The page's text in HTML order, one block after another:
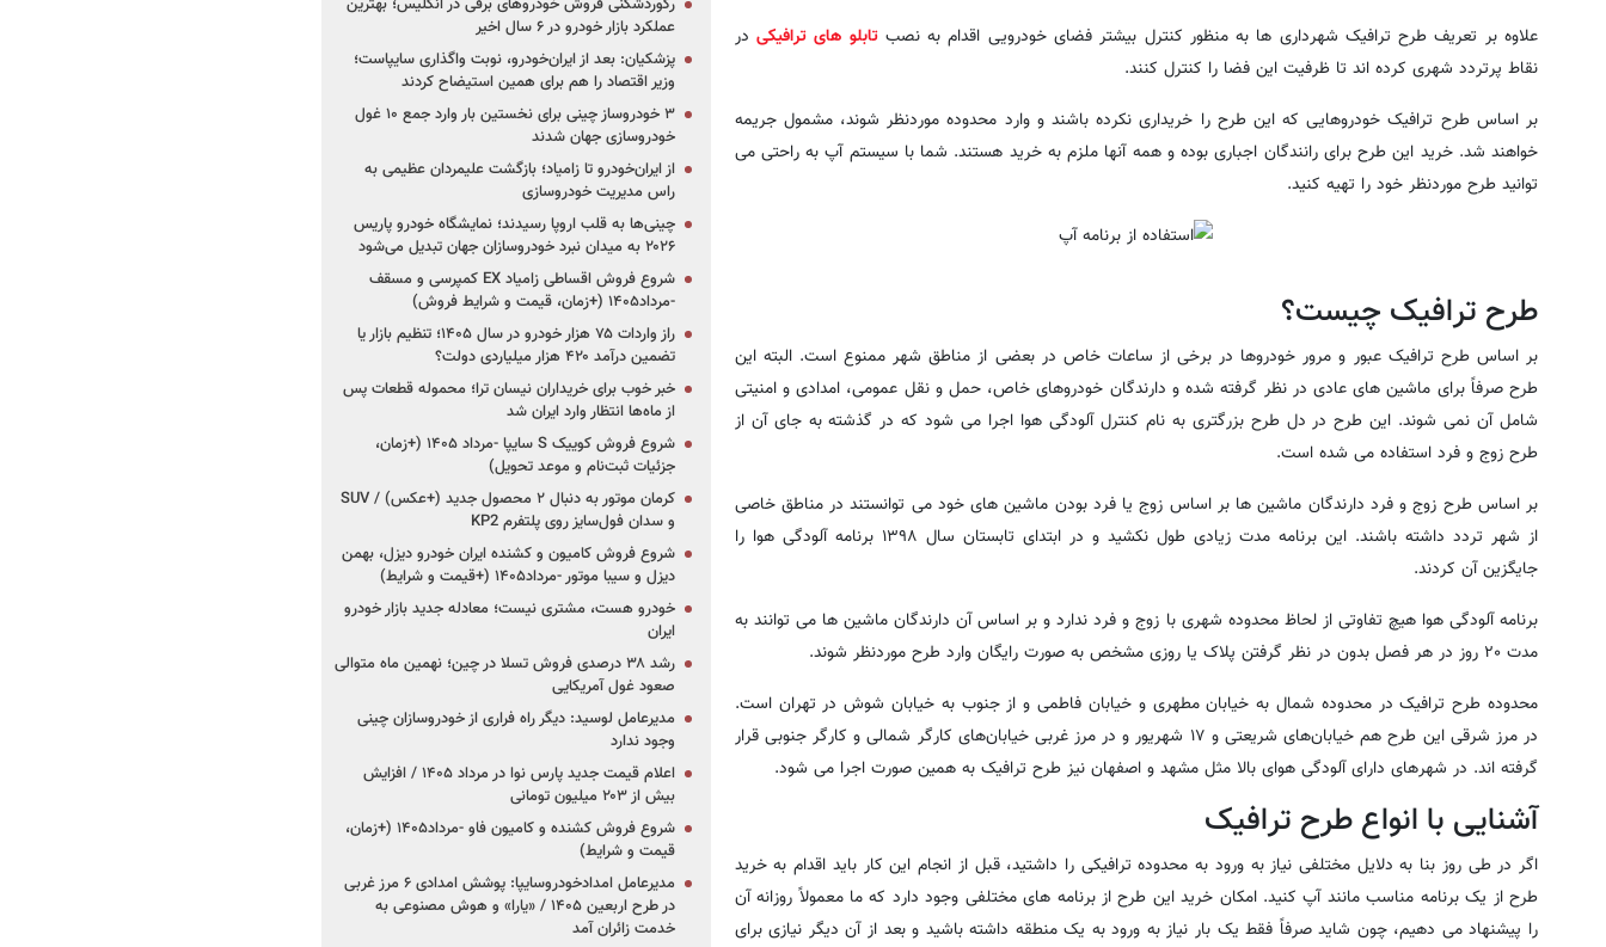
علاوه بر تعریف طرح ترافیک شهرداری ها به منظور کنترل بیشتر فضای خودرویی اقدام به نصبتابلو های ترافیکیدر
نقاط پرتردد شهری کرده اند تا ظرفیت این فضا را کنترل کنند.
بر اساس طرح ترافیک خودروهایی که این طرح را خریداری نکرده باشند و وارد محدوده موردنظر شوند، مشمول جریمه
خواهند شد. خرید این طرح برای رانندگان اجباری بوده و همه آنها ملزم به خرید هستند. شما با سیستم آپ به راحتی می
توانید طرح موردنظر خود را تهیه کنید.
طرح ترافیک چیست؟
بر اساس طرح ترافیک عبور و مرور خودروها در برخی از ساعات خاص در بعضی از مناطق شهر ممنوع است. البته این
طرح صرفاً برای ماشین های عادی در نظر گرفته شده و دارندگان خودروهای خاص، حمل و نقل عمومی، امدادی و امنیتی
شامل آن نمی شوند. این طرح در دل طرح بزرگتری به نام کنترل آلودگی هوا اجرا می شود که در گذشته به جای آن از
طرح زوج و فرد استفاده می شده است.
بر اساس طرح زوج و فرد دارندگان ماشین ها بر اساس زوج یا فرد بودن ماشین های خود می توانستند در مناطق خاصی
از شهر تردد داشته باشند. این برنامه مدت زیادی طول نکشید و در ابتدای تابستان سال ۱۳۹۸ برنامه آلودگی هوا را
جایگزین آن کردند.
برنامه آلودگی هوا هیچ تفاوتی از لحاظ محدوده شهری با زوج و فرد ندارد و بر اساس آن دارندگان ماشین ها می توانند به
مدت ۲۰ روز در هر فصل بدون در نظر گرفتن پلاک یا روزی مشخص به صورت رایگان وارد طرح موردنظر شوند.
محدوده طرح ترافیک در محدوده شمال به خیابان مطهری و خیابان فاطمی و از جنوب به خیابان شوش در تهران است.
در مرز شرقی این طرح هم خیابان‌های شریعتی و ۱۷ شهریور و در مرز غربی خیابان‌های کارگر شمالی و کارگر جنوبی قرار
گرفته اند. در شهرهای دارای آلودگی هوای بالا مثل مشهد و اصفهان نیز طرح ترافیک به همین صورت اجرا می شود.
آشنایی با انواع طرح ترافیک
اگر در طی روز بنا به دلایل مختلفی نیاز به ورود به محدوده ترافیکی را داشتید، قبل از انجام این کار باید اقدام به خرید
طرح از یک برنامه مناسب مانند آپ کنید. امکان خرید این طرح از برنامه های مختلفی وجود دارد که ما معمولاً روزانه آن
را پیشنهاد می دهیم، چون شاید صرفاً فقط یک بار نیاز به ورود به یک منطقه داشته باشید و بعد از آن دیگر نیازی برای
رکوردشکنی فروش خودروهای برقی در انگلیس؛ بهترین
عملکرد بازار خودرو در ۶ سال اخیر
پزشکیان: بعد از ایران‌خودرو، نوبت واگذاری سایپاست؛
وزیر اقتصاد را هم برای همین استیضاح کردند
۳ خودروساز چینی برای نخستین بار وارد جمع ۱۰ غول
خودروسازی جهان شدند
از ایران‌خودرو تا زامیاد؛ بازگشت علیمردان عظیمی به
راس مدیریت خودروسازی
چینی‌ها به قلب اروپا رسیدند؛ نمایشگاه خودرو پاریس
۲۰۲۶ به میدان نبرد خودروسازان جهان تبدیل می‌شود
شروع فروش اقساطی زامیاد EX کمپرسی و مسقف
-مرداد۱۴۰۵ (+زمان، قیمت و شرایط فروش)
راز واردات ۷۵ هزار خودرو در سال ۱۴۰۵؛ تنظیم بازار یا
تضمین درآمد ۴۲۰ هزار میلیاردی دولت؟
خبر خوب برای خریداران نیسان ترا؛ محموله قطعات پس
از ماه‌ها انتظار وارد ایران شد
شروع فروش کوییک S سایپا -مرداد ۱۴۰۵ (+زمان،
جزئیات ثبت‌نام و موعد تحویل)
کرمان موتور به دنبال ۲ محصول جدید (+عکس) / SUV
و سدان فول‌سایز روی پلتفرم KP2
شروع فروش کامیون و کشنده ایران خودرو دیزل، بهمن
دیزل و سیبا موتور -مرداد۱۴۰۵ (+قیمت و شرایط)
خودرو هست، مشتری نیست؛ معادله جدید بازار خودرو
ایران
رشد ۳۸ درصدی فروش تسلا در چین؛ نهمین ماه متوالی
صعود غول آمریکایی
مدیرعامل لوسید: دیگر راه فراری از خودروسازان چینی
وجود ندارد
اعلام قیمت جدید پارس نوا در مرداد ۱۴۰۵ / افزایش
بیش از ۲۰۳ میلیون تومانی
شروع فروش کشنده و کامیون فاو -مرداد۱۴۰۵ (+زمان،
قیمت و شرایط)
مدیرعامل امدادخودروسایپا: پوشش امدادی ۶ مرز غربی
در طرح اربعین ۱۴۰۵ / «یارا» و هوش مصنوعی به
خدمت زائران آمد